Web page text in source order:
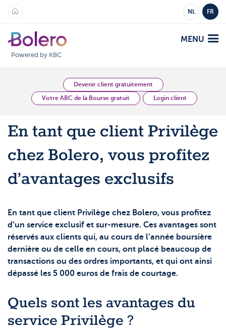
NL FR
Powered by KBC
MENU
Analyses et Vision
Bolero
Mobile
Produits
Plateformes
Stratégie & Analyse
Support
Documents
Questions fréquemment posées
Devenir client gratuitement
Votre ABC de la Bourse gratuit
Login client
En tant que client Privilège
chez Bolero, vous profitez
d’avantages exclusifs
En tant que client Privilège chez Bolero, vous profitez
d’un service exclusif et sur-mesure. Ces avantages sont
réservés aux clients qui, au cours de l’année boursière
dernière ou de celle en cours, ont placé beaucoup de
transactions ou des ordres importants, et qui ont ainsi
dépassé les 5 000 euros de frais de courtage.
Quels sont les avantages du
service Privilège ?